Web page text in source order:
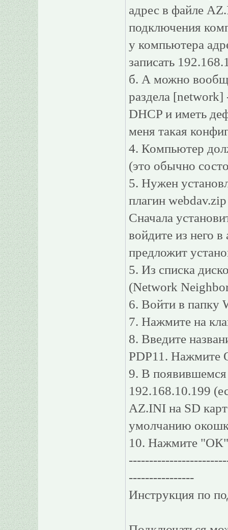
адрес в файле
подключения
у компьютера
записать
б. А можно
раздела [network]
DHCP и иметь
меня такая
4. Компьютер
(это обычно
5. Нужен
плагин
Сначала
войдите из него
предложит
5. Из списка
(Network
6. Войти в папку
7. Нажмите на
8. Введите
PDP11. Нажмите
9. В появившемся
192.168.10.199
AZ.INI на SD
умолчанию
10. Нажмите
----------------
Инструкция по